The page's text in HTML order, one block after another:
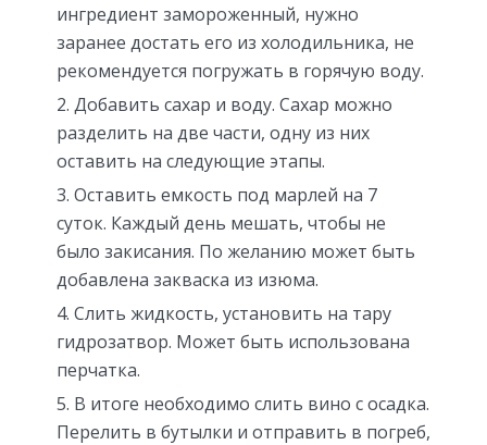
ингредиент замороженный, нужно
заранее достать его из холодильника, не
рекомендуется погружать в горячую воду.
Добавить сахар и воду. Сахар можно
разделить на две части, одну из них
оставить на следующие этапы.
Оставить емкость под марлей на 7
суток. Каждый день мешать, чтобы не
было закисания. По желанию может быть
добавлена закваска из изюма.
Слить жидкость, установить на тару
гидрозатвор. Может быть использована
перчатка.
В итоге необходимо слить вино с осадка.
Перелить в бутылки и отправить в погреб,